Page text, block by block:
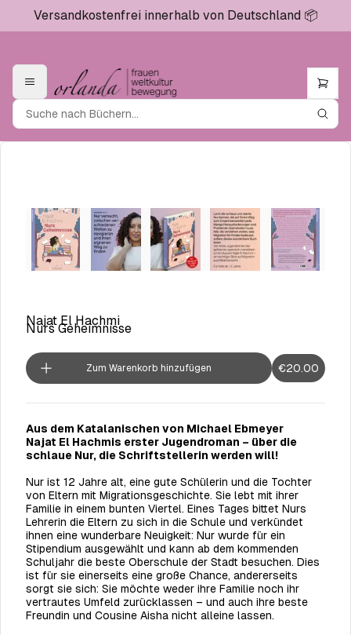
Versandkostenfrei innerhalb von Deutschland 📦
Najat El Hachmi
Nurs Geheimnisse
Zum Warenkorb hinzufügen €20.00
Aus dem Katalanischen von Michael Ebmeyer
Najat El Hachmis erster Jugendroman – über die
schlaue Nur, die Schriftstellerin werden will!
Nur ist 12 Jahre alt, eine gute Schülerin und die Tochter
von Eltern mit Migrationsgeschichte. Sie lebt mit ihrer
Familie in einem bunten Viertel. Eines Tages bittet Nurs
Lehrerin die Eltern zu sich in die Schule und verkündet
ihnen eine wunderbare Neuigkeit: Nur wurde für ein
Stipendium ausgewählt und kann ab dem kommenden
Schuljahr die beste Oberschule der Stadt besuchen. Dies
ist für sie einerseits eine große Chance, andererseits
sorgt sie sich: Sie möchte weder ihre Familie noch ihr
vertrautes Umfeld zurücklassen – und auch ihre beste
Freundin und Cousine Aisha nicht alleine lassen.